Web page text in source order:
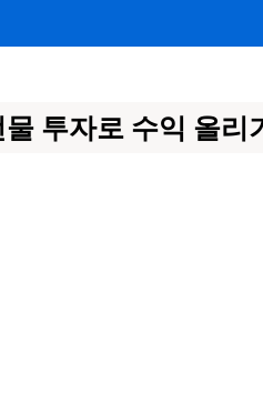
투자로 수익 올리